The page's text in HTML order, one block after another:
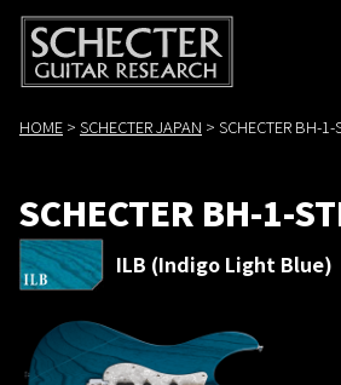
HOME > SCHECTER JAPAN > SCHECTER BH-1-
SCHECTER BH-1-
ILB (Indigo Light Blue)